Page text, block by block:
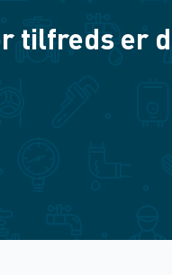
tilfreds er